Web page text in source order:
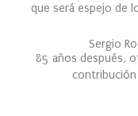
que será espejo de
Sergio
85 años después,
contribución